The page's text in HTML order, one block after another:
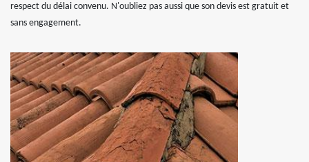
respect du délai convenu. N'oubliez pas aussi que son devis est gratuit et
sans engagement.